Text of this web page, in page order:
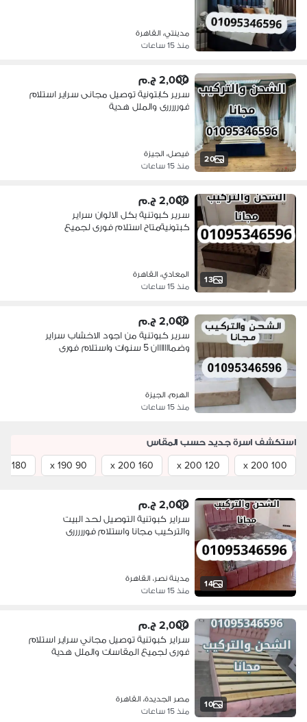
مدينتي، القاهرة
منذ 15 ساعات
20
2,000 ج.م
سرير كابتونية توصيل مجانى سراير استلام
فورررررى والملل هدية
فيصل، الجيزة
منذ 15 ساعات
13
2,000 ج.م
سرير كبوتنية بكل الالوان سراير
كبتونيةمتاح استلام فورى لجميع
المعادي، القاهرة
منذ 15 ساعات
2,000 ج.م
سرير كبوتنية من اجود الاخشاب سراير
وضمااااااان 5 سنوات واستلام فورى
الهرم، الجيزة
منذ 15 ساعات
استكشف اسرة جديد حسب المقاس
100 x 200
120 x 200
160 x 200
90 x 190
180 x 200
14
2,000 ج.م
سراير كبوتنية التوصيل لحد البيت
والتركيب مجانا واستلام فورررررى
مدينة نصر، القاهرة
منذ 15 ساعات
10
2,000 ج.م
سراير كبوتنية توصيل مجاني سراير استلام
فورى لجميع المقاسات والملل هدية
مصر الجديدة، القاهرة
منذ 15 ساعات